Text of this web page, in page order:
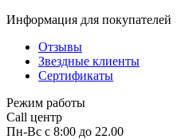
Информация для покупателей
Отзывы
Звездные клиенты
Сертификаты
Режим работы
Call центр
Пн-Вс с 8:00 до 22.00